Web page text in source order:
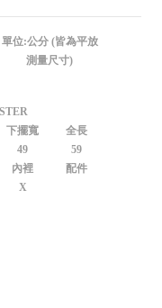
單位:公分 (皆為平放
測量尺寸)
下擺寬
全長
49
59
內裡
配件
X